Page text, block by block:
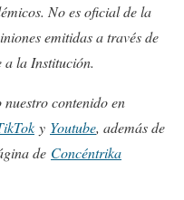
No es oficial de la
emitidas a través de
a la Institución.
contenido en
y Youtube, además de
de Concéntrika